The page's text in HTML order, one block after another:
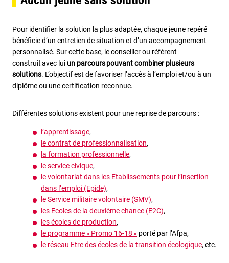
Pour identifier la solution la plus adaptée, chaque jeune repéré
bénéficie d’un entretien de situation et d’un accompagnement
personnalisé. Sur cette base, le conseiller ou référent
construit avec lui un parcourspouvant combiner plusieurs
solutions. L’objectif est de favoriser l’accès à l’emploi et/ou à un
diplôme ou une certification reconnue.
Différentes solutions existent pour une reprise de parcours :
l’apprentissage,
le contrat de professionnalisation,
la formation professionnelle,
le service civique,
le volontariat dans les Etablissements pour l’insertion
dans l’emploi (Epide),
le Service militaire volontaire (SMV),
les Ecoles de la deuxième chance (E2C),
les écoles de production,
le programme « Promo 16-18 » porté par l’Afpa,
le réseau Etre des écoles de la transition écologique, etc.